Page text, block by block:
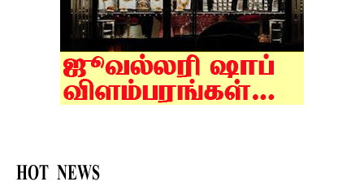
HOT NEWS